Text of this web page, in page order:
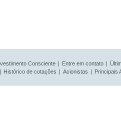
Consciente | Entre em contato |
| Histórico de cotações | Acionistas | Principais